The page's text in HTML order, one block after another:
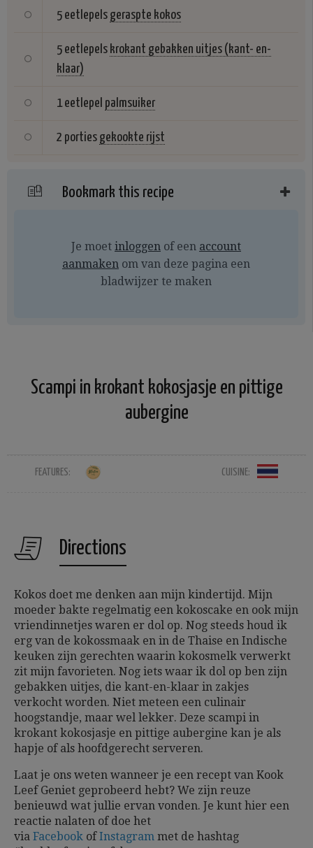
5 eetlepels geraspte kokos
5 eetlepels krokant gebakken uitjes (kant- en-
klaar)
1 eetlepel palmsuiker
2 porties gekookte rijst
Bookmark this recipe
Je moet inloggen of een account
aanmaken om van deze pagina een
bladwijzer te maken
Scampi in krokant kokosjasje en pittige
aubergine
FEATURES: CUISINE:
Directions
Kokos doet me denken aan mijn kindertijd. Mijn
moeder bakte regelmatig een kokoscake en ook mijn
vriendinnetjes waren er dol op. Nog steeds houd ik
erg van de kokossmaak en in de Thaise en Indische
keuken zijn gerechten waarin kokosmelk verwerkt
zit mijn favorieten. Nog iets waar ik dol op ben zijn
gebakken uitjes, die kant-en-klaar in zakjes
verkocht worden. Niet meteen een culinair
hoogstandje, maar wel lekker. Deze scampi in
krokant kokosjasje en pittige aubergine kan je als
hapje of als hoofdgerecht serveren.
Laat je ons weten wanneer je een recept van Kook
Leef Geniet geprobeerd hebt? We zijn reuze
benieuwd wat jullie ervan vonden. Je kunt hier een
reactie nalaten of doe het
via Facebook ofInstagram met de hashtag